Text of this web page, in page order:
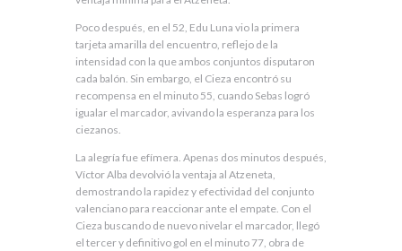
Poco después, en el 52, Edu Luna vio la primera
tarjeta amarilla del encuentro, reflejo de la
intensidad con la que ambos conjuntos disputaron
cada balón. Sin embargo, el Cieza encontró su
recompensa en el minuto 55, cuando Sebas logró
igualar el marcador, avivando la esperanza para los
ciezanos.
La alegría fue efímera. Apenas dos minutos después,
Víctor Alba devolvió la ventaja al Atzeneta,
demostrando la rapidez y efectividad del conjunto
valenciano para reaccionar ante el empate. Con el
Cieza buscando de nuevo nivelar el marcador, llegó
el tercer y definitivo gol en el minuto 77, obra de